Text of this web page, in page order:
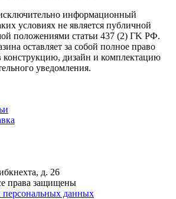
информационный
условиях не является публичной
положениями статьи 437 (2) ГK РФ.
оставляет за собой полное право
конструкцию, дизайн и комплектацию
уведомления.
д. 26
права защищены
персональных данных